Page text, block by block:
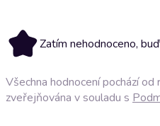
Zatím nehodnoceno,
Všechna hodnocení pochází
zveřejňována v souladu s